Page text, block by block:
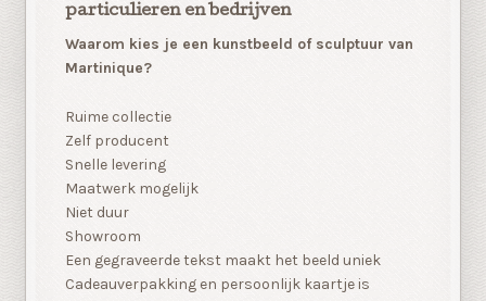
particulieren en bedrijven
Waarom kies je een kunstbeeld of sculptuur van
Martinique?
Ruime collectie
Zelf producent
Snelle levering
Maatwerk mogelijk
Niet duur
Showroom
Een gegraveerde tekst maakt het beeld uniek
Cadeauverpakking en persoonlijk kaartje is